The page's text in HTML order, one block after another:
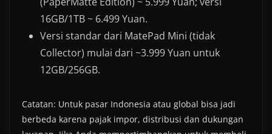
16GB/1TB ~ 6.499 Yuan.
Versi standar dari MatePad Mini (tidak
Collector) mulai dari ~3.999 Yuan untuk
12GB/256GB.
Catatan: Untuk pasar Indonesia atau global bisa jadi
berbeda karena pajak impor, distribusi dan dukungan